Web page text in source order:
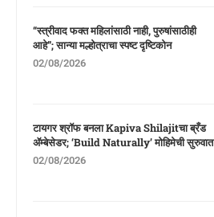
“स्त्रीवाद फक्त महिलांसाठी नाही, पुरुषांसाठीही
आहे”; सान्या मल्होत्राचा स्पष्ट दृष्टिकोन
02/08/2026
टायगर श्रॉफ बनला Kapiva Shilajitचा ब्रँड
ॲम्बेसेडर; ‘Build Naturally’ मोहिमेची सुरुवात
02/08/2026